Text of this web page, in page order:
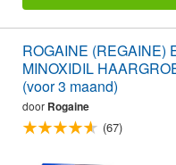
ROGAINE (REGAINE)
MINOXIDIL
(voor 3 maand)
door Rogaine
(67)